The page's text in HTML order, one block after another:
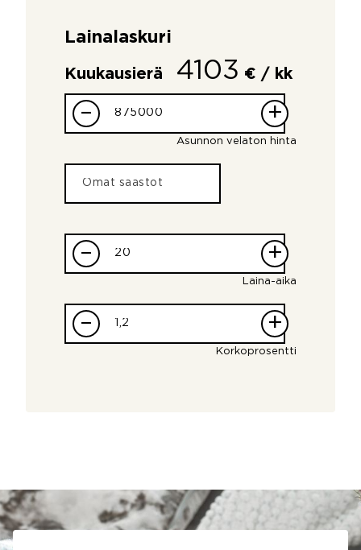
Lainalaskuri
Kuukausierä 4103 € / kk
– +
Asunnon velaton hinta
– +
Laina-aika
– +
Korkoprosentti